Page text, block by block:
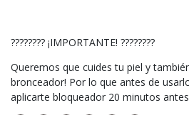
???????? ¡IMPORTANTE! ????????
Queremos que cuides tu piel y
bronceador! Por lo que antes de
aplicarte bloqueador 20 minutos